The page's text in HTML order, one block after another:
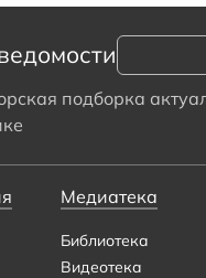
подборка
Медиатека
Библиотека
Видеотека